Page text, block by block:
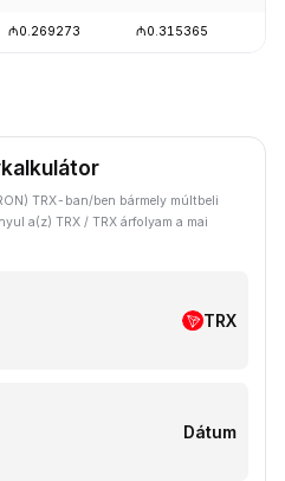
₼0.269273 ₼0.315365
TRX-ban/ben bármely múltbeli
a(z) TRX / TRX árfolyam a mai
TRX
Dátum